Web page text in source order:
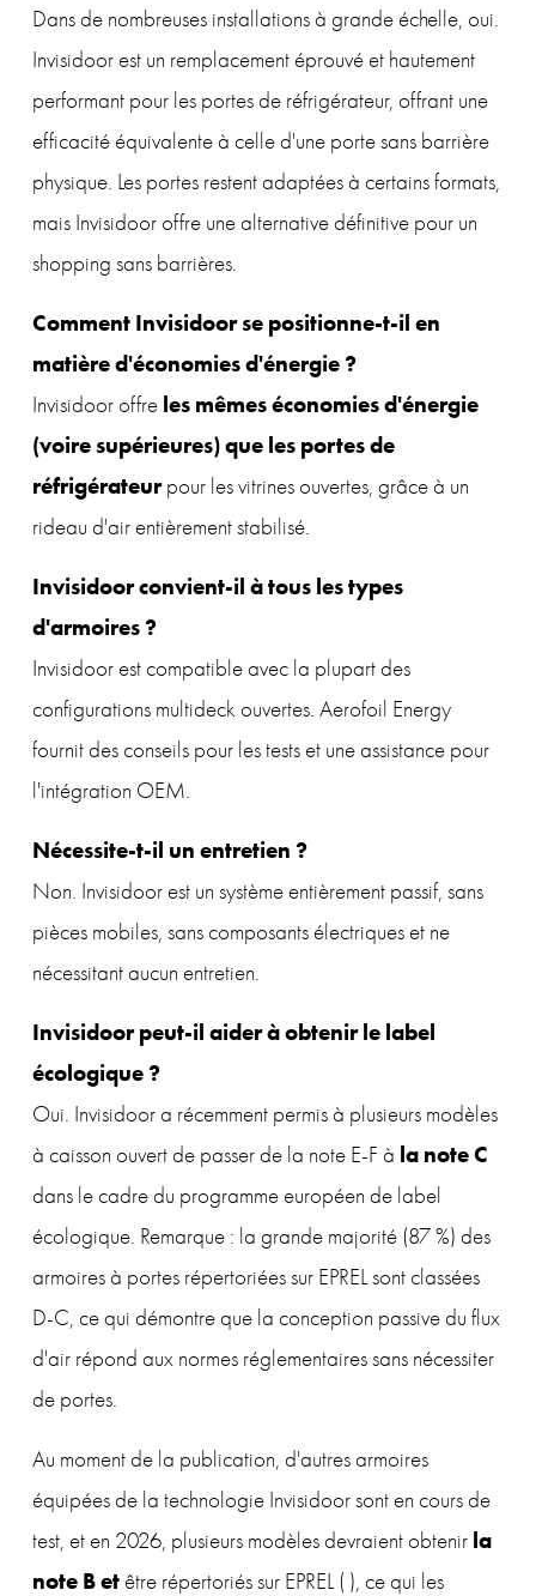
Dans de nombreuses installations à grande échelle, oui.
Invisidoor est un remplacement éprouvé et hautement
performant pour les portes de réfrigérateur, offrant une
efficacité équivalente à celle d'une porte sans barrière
physique. Les portes restent adaptées à certains formats,
mais Invisidoor offre une alternative définitive pour un
shopping sans barrières.
Comment Invisidoor se positionne-t-il en
matière d'économies d'énergie ?
Invisidoor offre les mêmes économies d'énergie
(voire supérieures) que les portes de
réfrigérateur pour les vitrines ouvertes, grâce à un
rideau d'air entièrement stabilisé.
Invisidoor convient-il à tous les types
d'armoires ?
Invisidoor est compatible avec la plupart des
configurations multideck ouvertes. Aerofoil Energy
fournit des conseils pour les tests et une assistance pour
l'intégration OEM.
Nécessite-t-il un entretien ?
Non. Invisidoor est un système entièrement passif, sans
pièces mobiles, sans composants électriques et ne
nécessitant aucun entretien.
Invisidoor peut-il aider à obtenir le label
écologique ?
Oui. Invisidoor a récemment permis à plusieurs modèles
à caisson ouvert de passer de la note E-F à la note C
dans le cadre du programme européen de label
écologique. Remarque : la grande majorité (87 %) des
armoires à portes répertoriées sur EPREL sont classées
D-C, ce qui démontre que la conception passive du flux
d'air répond aux normes réglementaires sans nécessiter
de portes.
Au moment de la publication, d'autres armoires
équipées de la technologie Invisidoor sont en cours de
test, et en 2026, plusieurs modèles devraient obtenir la
note B et être répertoriés sur EPREL ( ), ce qui les